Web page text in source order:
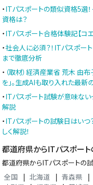
・ITパスポートの類似資格5選
資格は？
・ITパスポート合格体験記【コ
・社会人に必須？！ITパスポー
まで徹底分析
・ （取材）経済産業省 荒木 由
を」。生成AIも取り入れた最
・ITパスポート試験が意味ない
解説
・ITパスポートの試験日はい
しく解説！
都道府県からITパスポー
都道府県からITパスポートの
全国
| 北海道 | 青森県 |